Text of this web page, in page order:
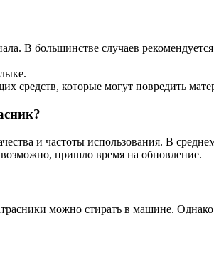
В большинстве случаев
средств, которые могут повредить
и частоты использования. В
пришло время на обновление.
можно стирать в машине.